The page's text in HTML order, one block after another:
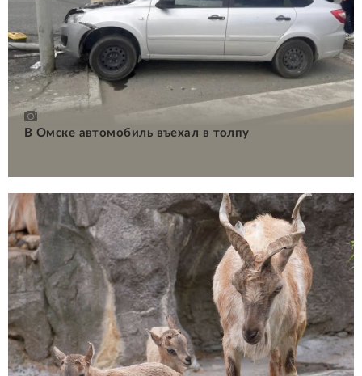
В Омске автомобиль въехал в толпу